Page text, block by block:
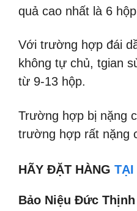
quả cao nhất là 6
Với trường hợp đái
không tự chủ, tgian
từ 9-13 hộp.
Trường hợp bị nặng
trường hợp rất nặng
HÃY ĐẶT HÀNG
Bảo Niệu Đức